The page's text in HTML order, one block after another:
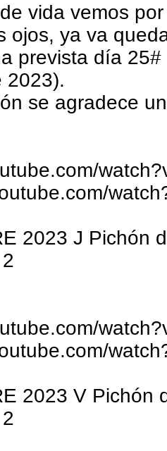
vida vemos
ojos, ya va
prevista día
2023).
se agradece
2023 J Pichón
2023 V Pichón